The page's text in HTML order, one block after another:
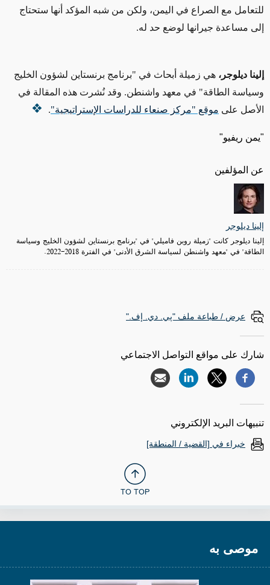
عن المؤلفين
إلينا ديلوجر
إلينا ديلوجر كانت "زميلة روبن فاميلي" في "برنامج برنستاين لشؤون الخليج وسياسة
الطاقة" في "معهد واشنطن لسياسة الشرق الأدنى" في الفترة 2018-2022.
للتعامل مع الصراع في اليمن، ولكن من شبه المؤكد أنها ستحتاج
إلى مساعدة جيرانها لوضع حد له.
إلينا ديلوجر، هي زميلة أبحاث في "برنامج برنستاين لشؤون الخليج
وسياسة الطاقة" في معهد واشنطن. وقد نُشرت هذه المقالة في
الأصل على موقع "مركز صنعاء للدراسات الإستراتيجية".
"يمن ريفيو"
عرض / طباعة ملف "پي. دي. إف."
شارك على مواقع التواصل الاجتماعي
تنبيهات البريد الإلكتروني
خبراء في [القضية / المنطقة]
TO TOP
موصى به